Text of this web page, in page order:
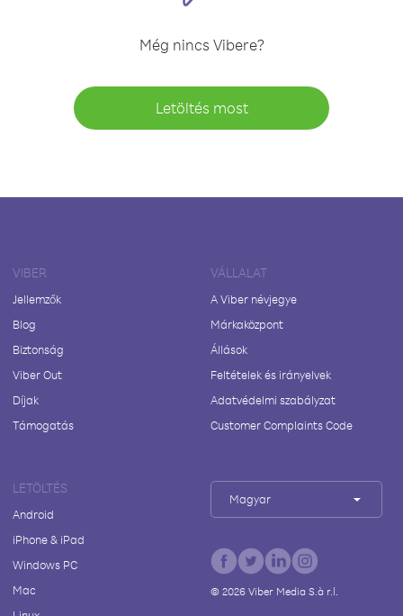
Még nincs Vibere?
Letöltés most
VIBER
Jellemzők
Blog
Biztonság
Viber Out
Díjak
Támogatás
VÁLLALAT
A Viber névjegye
Márkaközpont
Állások
Feltételek és irányelvek
Adatvédelmi szabályzat
Customer Complaints Code
LETÖLTÉS
Android
iPhone & iPad
Windows PC
Mac
Magyar
© 2026Viber Media S.à r.l.